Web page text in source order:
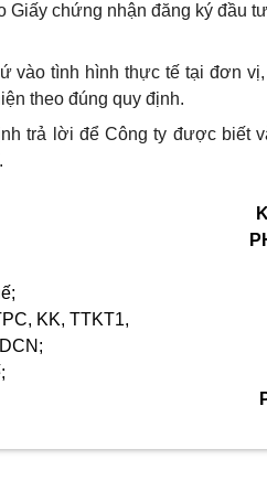
Giấy chứng nhận đăng ký đầu
vào tình hình thực tế tại đơn
theo đúng quy định.
trả lời để Công ty được biết
KK, TTKT1,